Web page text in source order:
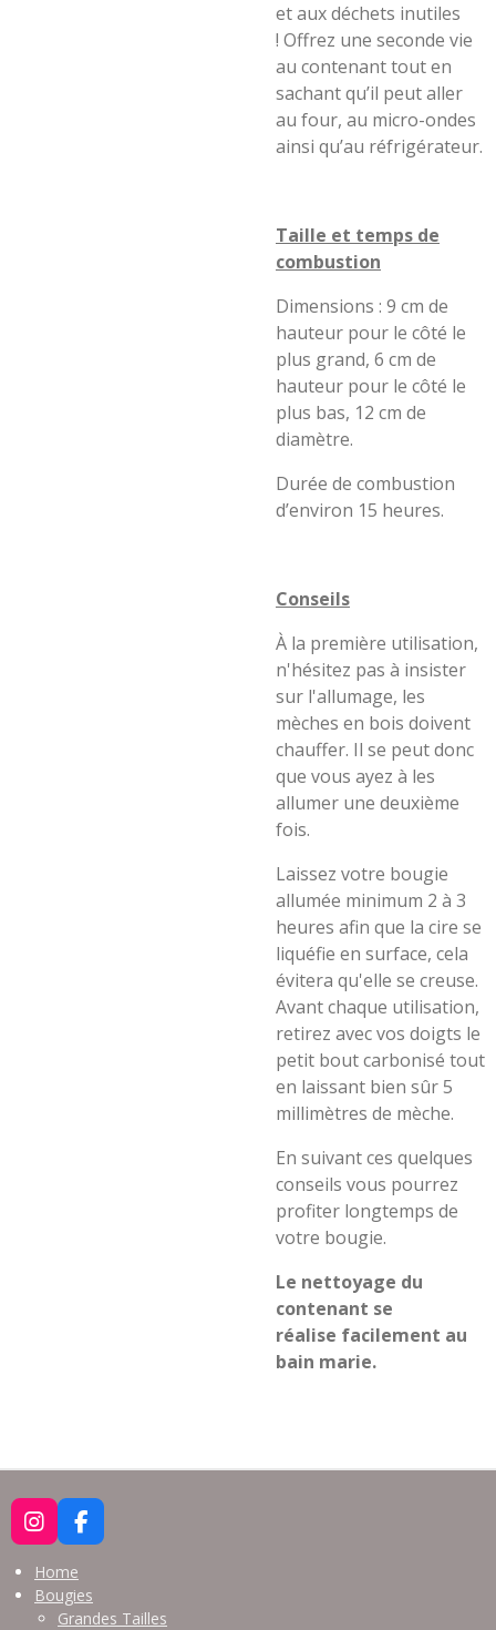
et aux déchets inutiles
! Offrez une seconde vie
au contenant tout en
sachant qu’il peutaller
au four, au micro-ondes
ainsi qu’au réfrigérateur.
Taille et temps de
combustion
Dimensions : 9 cm de
hauteur pour le côté le
plus grand, 6 cm de
hauteur pour le côté le
plus bas, 12 cm de
diamètre.
Durée de combustion
d’environ 15 heures.
Conseils
À la première utilisation,
n'hésitez pas à insister
sur l'allumage, les
mèches en bois doivent
chauffer. Il se peut donc
que vous ayez à les
allumer une deuxième
fois.
Laissez votre bougie
allumée minimum 2 à 3
heures afin que la cire se
liquéfie en surface, cela
évitera qu'elle se creuse.
Avant chaque utilisation,
retirez avec vos doigts le
petit bout carbonisé tout
en laissant bien sûr 5
millimètres de mèche.
En suivant ces quelques
conseils vous pourrez
profiter longtemps de
votre bougie.
Le nettoyage du
contenant se
réalise facilement au
bain marie.
I
N
S
T
A
F
A
E
B
Home
Bougies
Grandes Tailles